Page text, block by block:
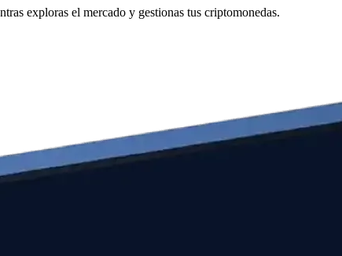
exploras el mercado y gestionas tus criptomonedas.